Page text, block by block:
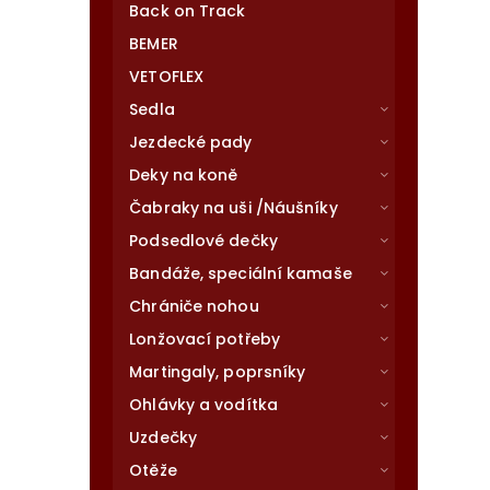
Back on Track
BEMER
VETOFLEX
Sedla
Jezdecké pady
Deky na koně
Čabraky na uši /Náušníky
Podsedlové dečky
Bandáže, speciální kamaše
Chrániče nohou
Lonžovací potřeby
Martingaly, poprsníky
Ohlávky a vodítka
Uzdečky
Otěže